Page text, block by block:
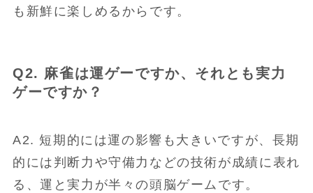
も新鮮に楽しめるからです。
Q2. 麻雀は運ゲーですか、それとも実力
ゲーですか？
A2. 短期的には運の影響も大きいですが、長期
的には判断力や守備力などの技術が成績に表れ
る、運と実力が半々の頭脳ゲームです。